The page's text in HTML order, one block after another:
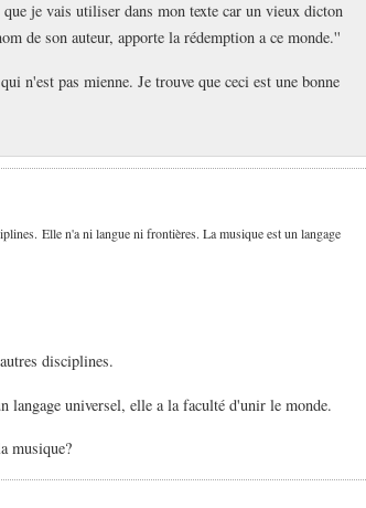
je vais utiliser dans mon texte car un vieux dicton
de son auteur, apporte la rédemption a ce monde.''
n'est pas mienne. Je trouve que ceci est une bonne
Elle n'a ni langue ni frontières. La musique est un langage
disciplines.
universel, elle a la faculté d'unir le monde.
musique?